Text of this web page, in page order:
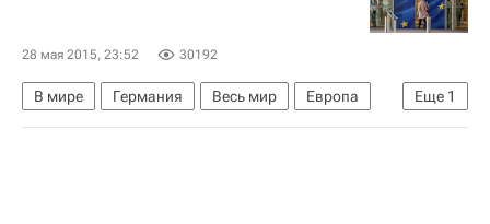
28 мая 2015, 23:52 30192
Еще 1
В мире Германия Весь мир
Европа
Евросоюз